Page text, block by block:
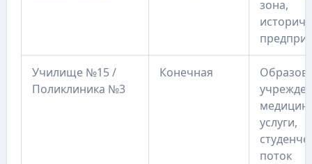
зона,
Училище №15 /
Поликлиника №3
Конечная
услуги,
поток